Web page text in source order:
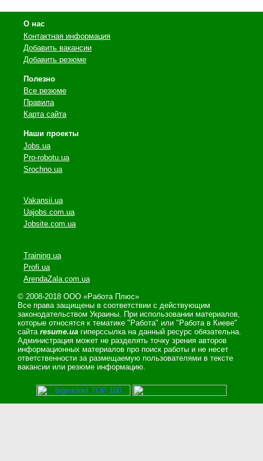
О нас
Контактная информация
Добавить вакансии
Добавить резюме
Полезно
Все резюме
Правила
Карта сайта
Наши проекты
Jobs.ua
Pro-robotu.ua
Srochno.ua
Vakansii.ua
Uajobs.com.ua
Jobsite.com.ua
Training.ua
Profi.ua
ArendaZala.com.ua
© 2008-2018 ООО «Работа Плюс»
Все права защищены в соответствии с действующим
законодательством Украины. При использовании материалов,
которые относятся к тематике "Работа" или "Работа в Киеве"
сайта resume.ua гиперссылка на данный ресурс обязательна.
Администрация может не разделять точку зрения авторов
информационных материалов про поиск работы и не несет
ответственности за размещаемую пользователями в тексте
вакансии или резюме информацию.